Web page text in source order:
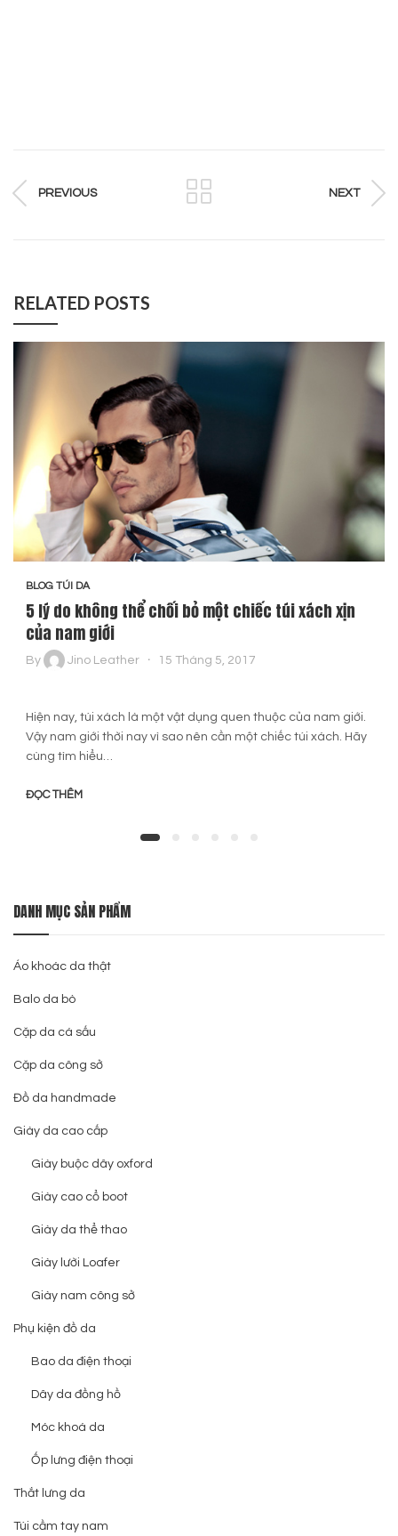
PREVIOUS NEXT
RELATED POSTS
BLOG TÚI DA
5 lý do không thể chối bỏ một chiếc túi xách xịn
của nam giới
By Jino Leather 15 Tháng 5, 2017
Hiện nay, túi xách là một vật dụng quen thuộc của nam giới.
Vậy nam giới thời nay vì sao nên cần một chiếc túi xách. Hãy
cùng tìm hiểu…
ĐỌC THÊM
DANH MỤC SẢN PHẨM
Áo khoác da thật
Balo da bò
Cặp da cá sấu
Cặp da công sở
Đồ da handmade
Giày da cao cấp
Giày buộc dây oxford
Giày cao cổ boot
Giày da thể thao
Giày lười Loafer
Giày nam công sở
Phụ kiện đồ da
Bao da điện thoại
Dây da đồng hồ
Móc khoá da
Ốp lưng điện thoại
Thắt lưng da
Túi cầm tay nam